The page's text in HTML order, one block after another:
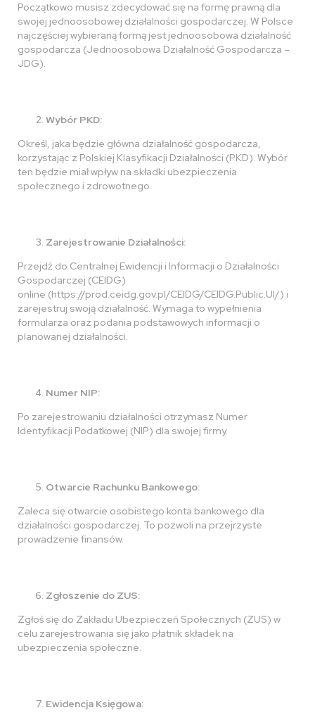
Początkowo musisz zdecydować się na formę prawną dla
swojej jednoosobowej działalności gospodarczej. W Polsce
najczęściej wybieraną formą jest jednoosobowa działalność
gospodarcza (Jednoosobowa Działalność Gospodarcza –
JDG).
Wybór PKD:
Określ, jaka będzie główna działalność gospodarcza,
korzystając z Polskiej Klasyfikacji Działalności (PKD). Wybór
ten będzie miał wpływ na składki ubezpieczenia
społecznego i zdrowotnego.
Zarejestrowanie Działalności:
Przejdź do Centralnej Ewidencji i Informacji o Działalności
Gospodarczej (CEIDG)
online (https://prod.ceidg.gov.pl/CEIDG/CEIDG.Public.UI/) i
zarejestruj swoją działalność. Wymaga to wypełnienia
formularza oraz podania podstawowych informacji o
planowanej działalności.
Numer NIP:
Po zarejestrowaniu działalności otrzymasz Numer
Identyfikacji Podatkowej (NIP) dla swojej firmy.
Otwarcie Rachunku Bankowego:
Zaleca się otwarcie osobistego konta bankowego dla
działalności gospodarczej. To pozwoli na przejrzyste
prowadzenie finansów.
Zgłoszenie do ZUS:
Zgłoś się do Zakładu Ubezpieczeń Społecznych (ZUS) w
celu zarejestrowania się jako płatnik składek na
ubezpieczenia społeczne.
Ewidencja Księgowa: